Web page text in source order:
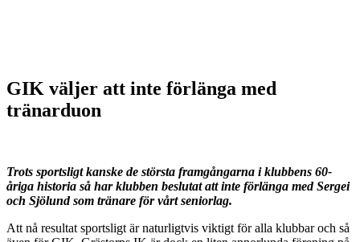
GIK väljer att inte förlänga med
tränarduon
Trots sportsligt kanske de största framgångarna i klubbens 60-
åriga historia så har klubben beslutat att inte förlänga med Sergei
och Sjölund som tränare för vårt seniorlag.
Att nå resultat sportsligt är naturligtvis viktigt för alla klubbar och så